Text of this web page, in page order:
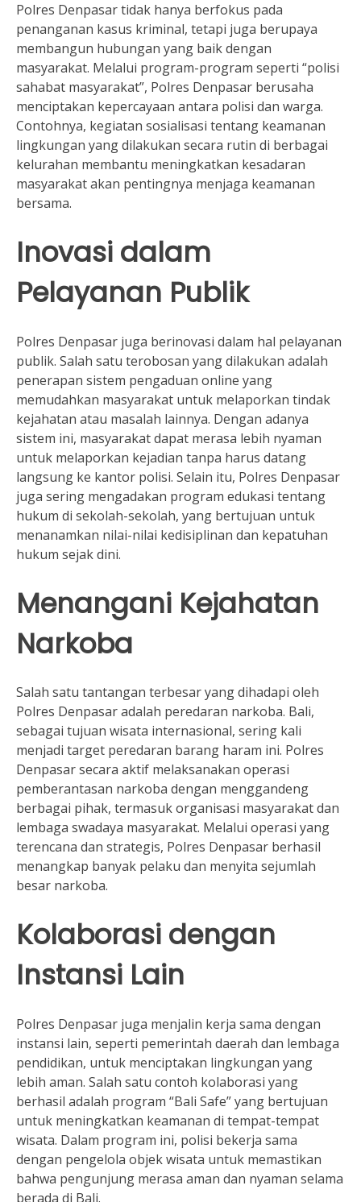
Polres Denpasar tidak hanya berfokus pada
penanganan kasus kriminal, tetapi juga berupaya
membangun hubungan yang baik dengan
masyarakat. Melalui program-program seperti “polisi
sahabat masyarakat”, Polres Denpasar berusaha
menciptakan kepercayaan antara polisi dan warga.
Contohnya, kegiatan sosialisasi tentang keamanan
lingkungan yang dilakukan secara rutin di berbagai
kelurahan membantu meningkatkan kesadaran
masyarakat akan pentingnya menjaga keamanan
bersama.
Inovasi dalam
Pelayanan Publik
Polres Denpasar juga berinovasi dalam hal pelayanan
publik. Salah satu terobosan yang dilakukan adalah
penerapan sistem pengaduan online yang
memudahkan masyarakat untuk melaporkan tindak
kejahatan atau masalah lainnya. Dengan adanya
sistem ini, masyarakat dapat merasa lebih nyaman
untuk melaporkan kejadian tanpa harus datang
langsung ke kantor polisi. Selain itu, Polres Denpasar
juga sering mengadakan program edukasi tentang
hukum di sekolah-sekolah, yang bertujuan untuk
menanamkan nilai-nilai kedisiplinan dan kepatuhan
hukum sejak dini.
Menangani Kejahatan
Narkoba
Salah satu tantangan terbesar yang dihadapi oleh
Polres Denpasar adalah peredaran narkoba. Bali,
sebagai tujuan wisata internasional, sering kali
menjadi target peredaran barang haram ini. Polres
Denpasar secara aktif melaksanakan operasi
pemberantasan narkoba dengan menggandeng
berbagai pihak, termasuk organisasi masyarakat dan
lembaga swadaya masyarakat. Melalui operasi yang
terencana dan strategis, Polres Denpasar berhasil
menangkap banyak pelaku dan menyita sejumlah
besar narkoba.
Kolaborasi dengan
Instansi Lain
Polres Denpasar juga menjalin kerja sama dengan
instansi lain, seperti pemerintah daerah dan lembaga
pendidikan, untuk menciptakan lingkungan yang
lebih aman. Salah satu contoh kolaborasi yang
berhasil adalah program “Bali Safe” yang bertujuan
untuk meningkatkan keamanan di tempat-tempat
wisata. Dalam program ini, polisi bekerja sama
dengan pengelola objek wisata untuk memastikan
bahwa pengunjung merasa aman dan nyaman selama
berada di Bali.